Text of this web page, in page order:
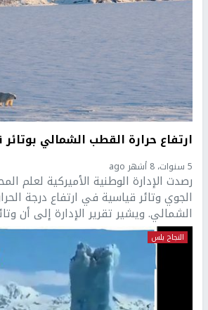
ارتفاع حرارة القطب الشمالي
5 سنوات، 8 أشهر ago
رصدت الإدارة الوطنية الأميركية لعلم
الجوي وتائر قياسية في ارتفاع درجة
الشمالي. ويشير تقرير الإدارة إلى أن
النجاح بلس